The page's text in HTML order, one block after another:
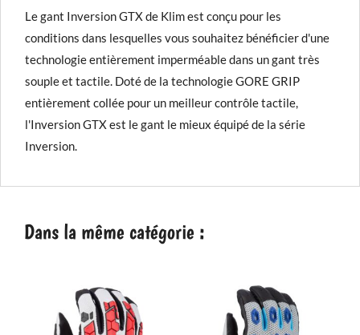
Le gant Inversion GTX de Klim est conçu pour les
conditions dans lesquelles vous souhaitez bénéficier d'une
technologie entièrement imperméable dans un gant très
souple et tactile. Doté de la technologie GORE GRIP
entièrement collée pour un meilleur contrôle tactile,
l'Inversion GTX est le gant le mieux équipé de la série
Inversion.
Dans la même catégorie :